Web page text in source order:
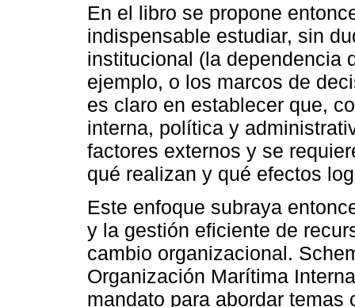
En el libro se propone
indispensable estudiar, sin
institucional (la dependencia
ejemplo, o los marcos de
es claro en establecer que,
interna, política y
factores externos y se
qué realizan y qué efectos
Este enfoque subraya
y la gestión eficiente de
cambio organizacional.
Organización Marítima
mandato para abordar